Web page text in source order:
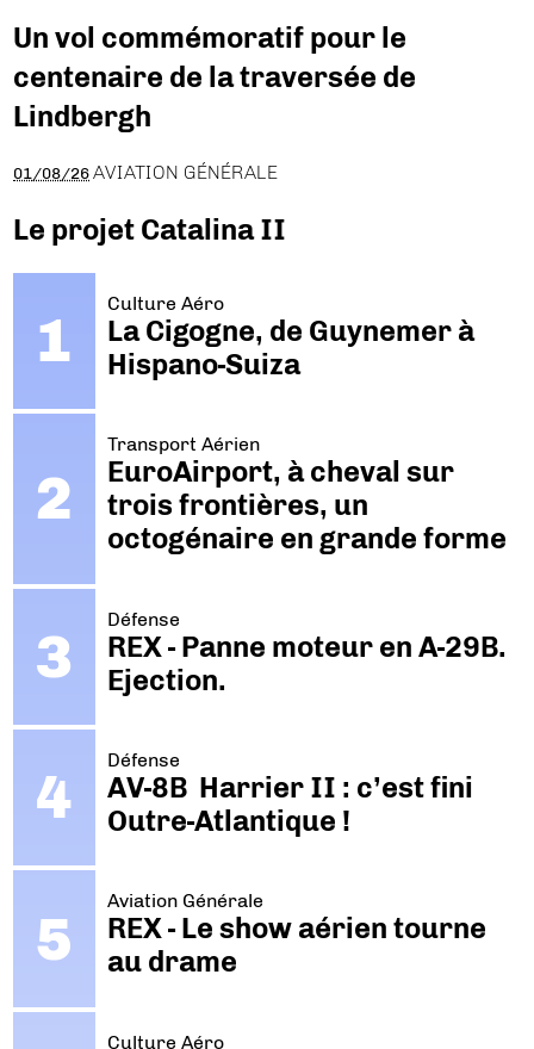
Un vol commémoratif pour le
centenaire de la traversée de
Lindbergh
01/08/26 AVIATION GÉNÉRALE
Le projet Catalina II
Culture Aéro
La Cigogne, de Guynemer à
Hispano-Suiza
Transport Aérien
EuroAirport, à cheval sur
trois frontières, un
octogénaire en grande forme
Défense
REX - Panne moteur en A-29B.
Ejection.
Défense
AV-8B Harrier II : c’est fini
Outre-Atlantique !
Aviation Générale
REX - Le show aérien tourne
au drame
Culture Aéro